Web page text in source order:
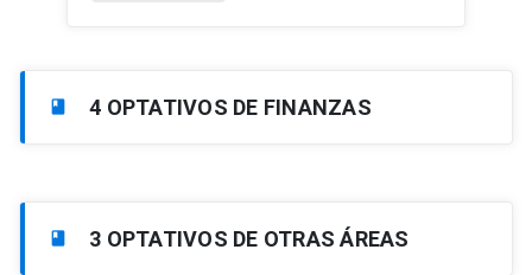
book 4 OPTATIVOS DE FINANZAS
book 3 OPTATIVOS DE OTRAS ÁREAS